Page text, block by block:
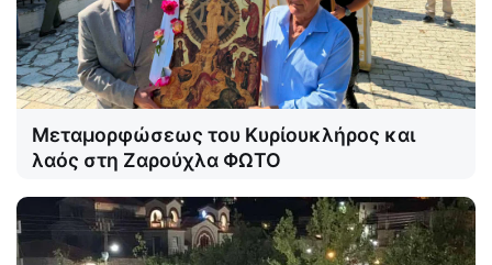
Μεταμορφώσεως του Κυρίουκλήρος και
λαός στη Ζαρούχλα ΦΩΤΟ